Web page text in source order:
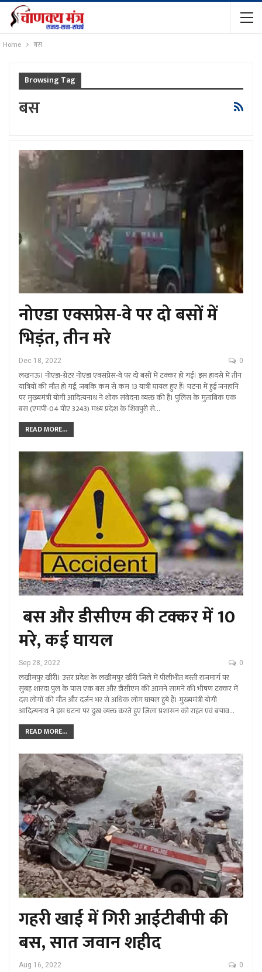
Home बस
Browsing Tag
बस
नोएडा एक्सप्रेस-वे पर दो बसों में
भिड़ंत, तीन मरे
Dec 18, 2022 0
लखनऊ। नोएडा-ग्रेटर नोएडा एक्सप्रेस-वे पर दो बसों में टक्कर हो गई। इस हादसे में तीन
यात्रियों की मौत हो गई, जबकि कम से कम 13 यात्री घायल हुए हैं। घटना में हुई जनहानि
पर मुख्यमंत्री योगी आदित्यनाथ ने शोक संवेदना व्यक्त की है। पुलिस के मुताबिक एक
बस (एमपी-04 पीए 3243) मध्य प्रदेश के शिवपुरी से…
READ MORE...
बस और डीसीएम की टक्कर में 10
मरे, कई घायल
Sep 28, 2022 0
लखीमपुर खीरी। उत्तर प्रदेश के लखीमपुर खीरी जिले में पीलीभीत बस्ती राजमार्ग पर
सुबह शारदा पुल के पास एक बस और डीसीएम की आमने सामने की भीषण टक्कर में
दस लोगों की मौत और दर्जन भर से अधिक लोग घायल हुये हैं। मुख्यमंत्री योगी
आदित्यनाथ ने इस घटना पर दुख व्यक्त करते हुए जिला प्रशासन को राहत एवं बचाव…
READ MORE...
गहरी खाई में गिरी आईटीबीपी की
बस, सात जवान शहीद
Aug 16, 2022 0